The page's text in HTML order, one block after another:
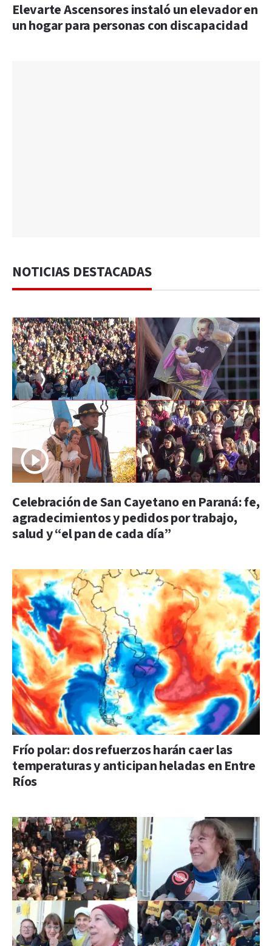
Elevarte Ascensores instaló un elevador en
un hogar para personas con discapacidad
NOTICIAS DESTACADAS
Celebración de San Cayetano en Paraná: fe,
agradecimientos y pedidos por trabajo,
salud y “el pan de cada día”
Frío polar: dos refuerzos harán caer las
temperaturas y anticipan heladas en Entre
Ríos